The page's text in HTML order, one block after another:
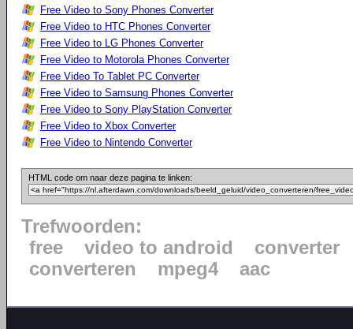
Free Video to Sony Phones Converter
Free Video to HTC Phones Converter
Free Video to LG Phones Converter
Free Video to Motorola Phones Converter
Free Video To Tablet PC Converter
Free Video to Samsung Phones Converter
Free Video to Sony PlayStation Converter
Free Video to Xbox Converter
Free Video to Nintendo Converter
HTML code om naar deze pagina te linken:
Trefwoorden:
free
video to android
converter
converteren
mpeg4 aac